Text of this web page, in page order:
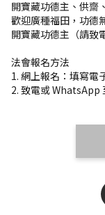
開寶藏功德主、供齋
歡迎廣種福田，功德
開寶藏功德主（請致
法會報名方法
1. 網上報名：填寫電
2. 致電或 WhatsApp